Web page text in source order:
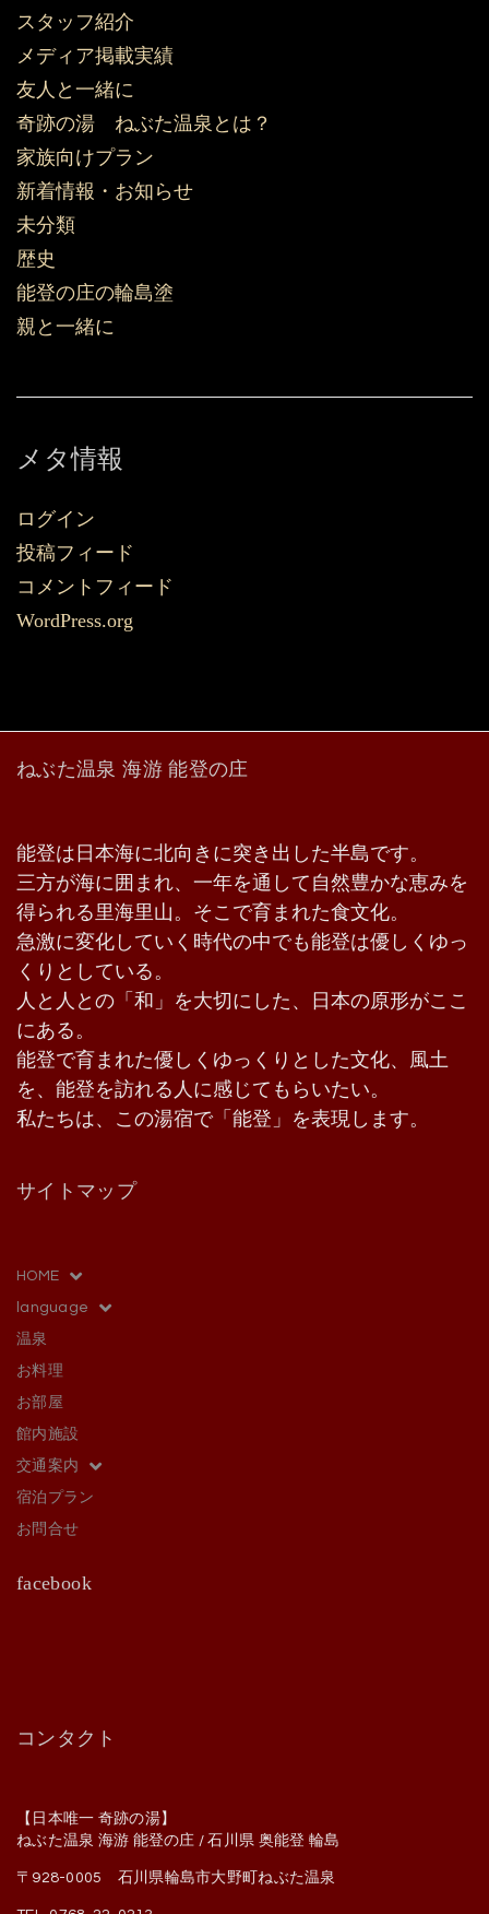
スタッフ紹介
メディア掲載実績
友人と一緒に
奇跡の湯 ねぶた温泉とは？
家族向けプラン
新着情報・お知らせ
未分類
歴史
能登の庄の輪島塗
親と一緒に
メタ情報
ログイン
投稿フィード
コメントフィード
WordPress.org
ねぶた温泉 海游 能登の庄
能登は日本海に北向きに突き出した半島です。
三方が海に囲まれ、一年を通して自然豊かな恵みを
得られる里海里山。そこで育まれた食文化。
急激に変化していく時代の中でも能登は優しくゆっ
くりとしている。
人と人との「和」を大切にした、日本の原形がここ
にある。
能登で育まれた優しくゆっくりとした文化、風土
を、能登を訪れる人に感じてもらいたい。
私たちは、この湯宿で「能登」を表現します。
サイトマップ
HOME
language
温泉
お料理
お部屋
館内施設
交通案内
宿泊プラン
お問合せ
facebook
コンタクト
【日本唯一 奇跡の湯】
ねぶた温泉 海游 能登の庄 / 石川県 奥能登 輪島
〒928-0005 石川県輪島市大野町ねぶた温泉